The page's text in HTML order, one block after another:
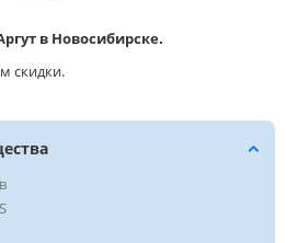
в Новосибирске.
скидки.